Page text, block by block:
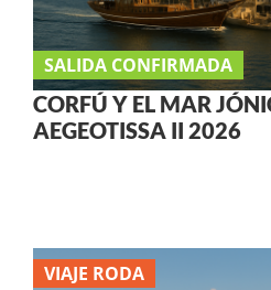
SALIDA CONFIRMADA
CORFÚ Y EL MAR
AEGEOTISSA II 2026
VIAJE RODA